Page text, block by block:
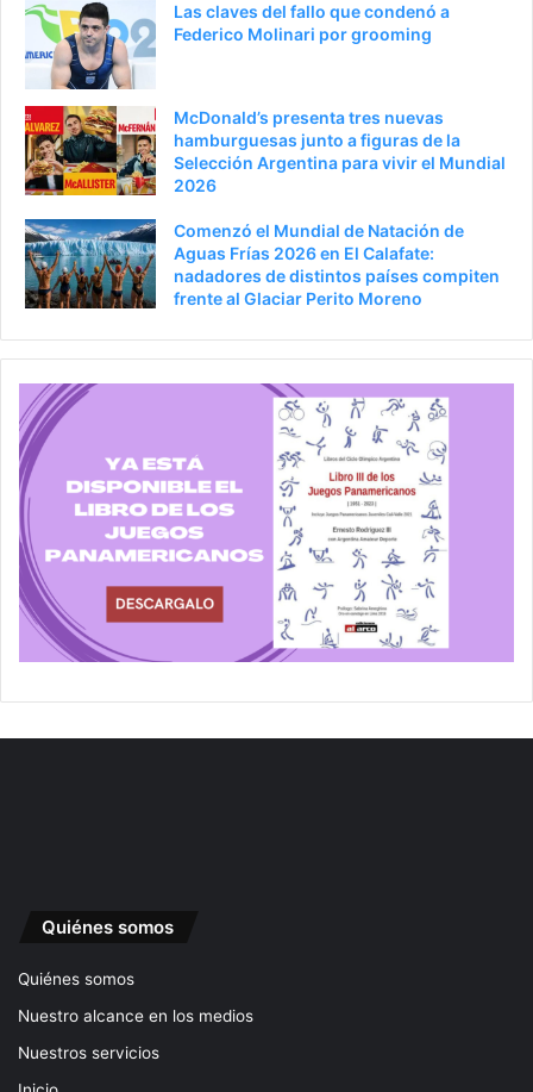
Las claves del fallo que condenó a
Federico Molinari por grooming
McDonald’s presenta tres nuevas
hamburguesas junto a figuras de la
Selección Argentina para vivir el Mundial
2026
Comenzó el Mundial de Natación de
Aguas Frías 2026 en El Calafate:
nadadores de distintos países compiten
frente al Glaciar Perito Moreno
Quiénes somos
Quiénes somos
Nuestro alcance en los medios
Nuestros servicios